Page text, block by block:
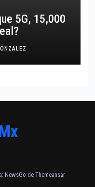
5G, 15,000
NewsGo de Themeansar